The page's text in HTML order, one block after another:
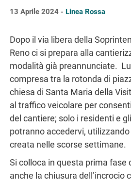
13 Aprile 2024 - Linea Rossa
Dopo il via libera della
Reno ci si prepara alla
modalità già preannunciate.
compresa tra la rotonda di
chiesa di Santa Maria della
al traffico veicolare per
del cantiere; solo i residenti e
potranno accedervi, utilizzando
creata nelle scorse settimane.
Si colloca in questa prima fase
anche la chiusura dell’incrocio